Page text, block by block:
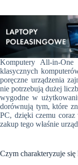
Komputery All-in-One
klasycznych
poręczne urządzenia
nie potrzebują dużej
wygodne w
dorównują tym, które
PC, dzięki czemu coraz
zakup tego właśnie
Czym charakteryzuje